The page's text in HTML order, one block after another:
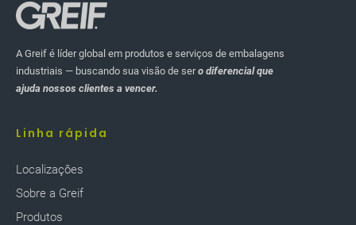
A Greif é líder global em produtos e serviços de embalagens
industriais — buscando sua visão de sero diferencial que
ajuda nossos clientes a vencer.
Linha rápida
Localizaçôes
Sobre a Greif
Produtos